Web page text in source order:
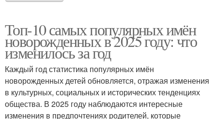
Топ-10 самых популярных имён
новорожденных в 2025 году: что
изменилось за год
Каждый год статистика популярных имён
новорожденных детей обновляется, отражая изменения
в культурных, социальных и исторических тенденциях
общества. В 2025 году наблюдаются интересные
изменения в предпочтениях родителей, которые